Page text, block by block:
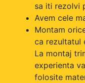
sa iti rezolvi
Avem cele
Montam
ca rezultatul
La montaj
experienta
folosite